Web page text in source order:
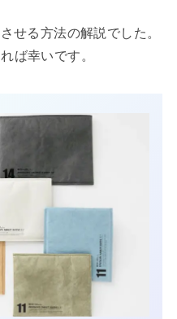
せる方法の解説でした。
ば幸いです。